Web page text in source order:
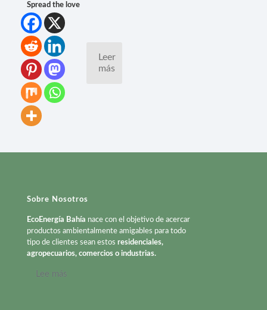
Spread the love
Leer
más
Sobre Nosotros
EcoEnergía Bahía nace con el objetivo de acercar
productos ambientalmente amigables para todo
tipo de clientes sean estos residenciales,
agropecuarios, comercios o industrias.
Lee más